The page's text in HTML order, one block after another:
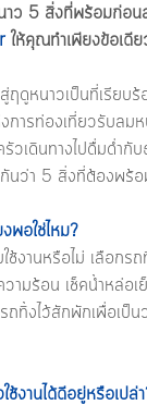
าว 5 สิ่งที่พร้อมก่อน
ให้คุณทำเพียงข้อเดี
ฤดูหนาวเป็นที่เรียบ
ารท่องเที่ยวรับลมห
วเดินทางไปดื่มด่ำกั
นว่า 5 สิ่งที่ต้องพร้อ
พอใช่ไหม?
งานหรือไม่ เลือกร
วามร้อน เช็คน้ำหล่
ทิ้งไว้สักพักเพื่อเป็
งานได้ดีอยู่หรือเปล่